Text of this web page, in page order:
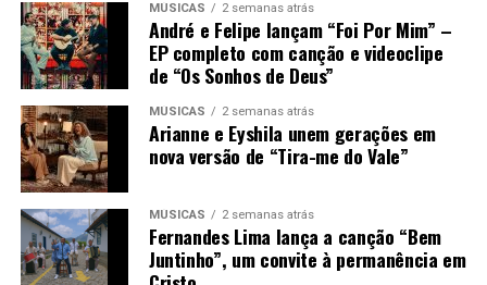
MÚSICAS 2 semanas atrás
André e Felipe lançam “Foi Por Mim” –
EP completo com canção e videoclipe
de “Os Sonhos de Deus”
MÚSICAS 2 semanas atrás
Arianne e Eyshila unem gerações em
nova versão de “Tira-me do Vale”
MÚSICAS 2 semanas atrás
Fernandes Lima lança a canção “Bem
Juntinho”, um convite à permanência em